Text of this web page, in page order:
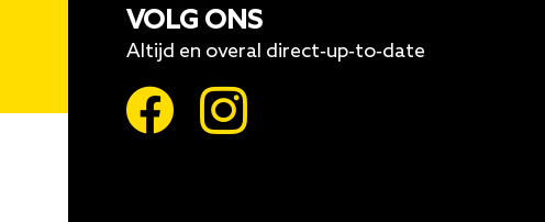
VOLG ONS
Altijd en overal direct-up-to-date